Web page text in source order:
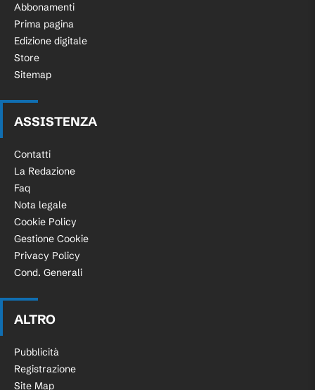
Abbonamenti
Prima pagina
Edizione digitale
Store
Sitemap
ASSISTENZA
Contatti
La Redazione
Faq
Nota legale
Cookie Policy
Gestione Cookie
Privacy Policy
Cond. Generali
ALTRO
Pubblicità
Registrazione
Site Map